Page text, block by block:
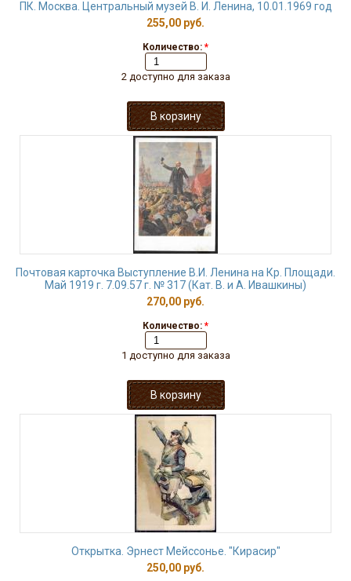
ПК. Москва. Центральный музей В. И. Ленина, 10.01.1969 год
255,00 руб.
Количество: *
2 доступно для заказа
Почтовая карточка Выступление В.И. Ленина на Кр. Площади.
Май 1919 г. 7.09.57 г. № 317 (Кат. В. и А. Ивашкины)
270,00 руб.
Количество: *
1 доступно для заказа
Открытка. Эрнест Мейссонье. "Кирасир"
250,00 руб.